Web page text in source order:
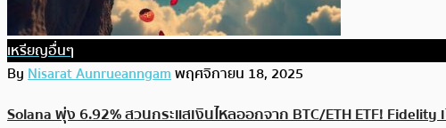
เหรียญอื่นๆ
ByNisarat Aunrueanngamพฤศจิกายน 18, 2025
Solana พุ่ง 6.92% สวนกระแสเงินไหลออกจาก BTC/ETH ETF!